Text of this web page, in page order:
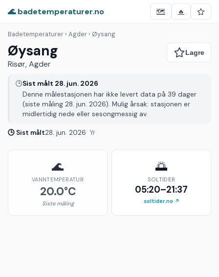
🌊 badetemperaturer.no 🗺️ 🔥
Badetemperaturer › Agder › Øysang
Øysang
Risør, Agder
🕒Sist målt 28. jun. 2026
Denne målestasjonen har ikke levert data på 39 dager
(siste måling 28. jun. 2026). Mulig årsak: stasjonen er
midlertidig nede eller sesongmessig av.
🕒 Sist målt28. jun. 2026· Yr
🌊
VANNTEMPERATUR
20.0°C
Siste måling
🌅
SOLTIDER
05:20–21:37
soltider.no ↗